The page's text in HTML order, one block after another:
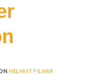
HELMUT PILHAR